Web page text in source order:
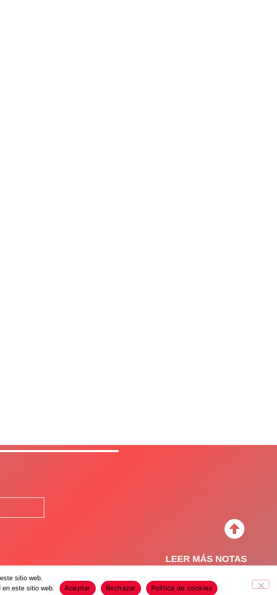
LEER MÁS NOTAS
Aviso de Privacidad Política de Cookies
sitio web.
en este sitio web.
Aceptar Rechazar Política de cookies